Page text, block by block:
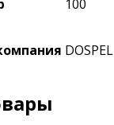
100
DOSPEL